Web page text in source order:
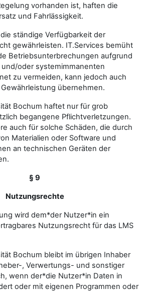
vorhanden ist, haften die
und Fahrlässigkeit.
ständige Verfügbarkeit der
gewährleisten. IT.Services bemüht
Betriebsunterbrechungen aufgrund
oder systemimmanenten
zu vermeiden, kann jedoch auch
übernehmen.
Bochum haftet nur für grob
begangene Pflichtverletzungen.
auch für solche Schäden, die durch
Materialien oder Software und
an technischen Geräten der
§ 9
Nutzungsrechte
wird dem*der Nutzer*in ein
Nutzungsrecht für das LMS
Bochum bleibt im übrigen Inhaber
, Verwertungs- und sonstiger
wenn der*die Nutzer*in Daten in
oder mit eigenen Programmen oder